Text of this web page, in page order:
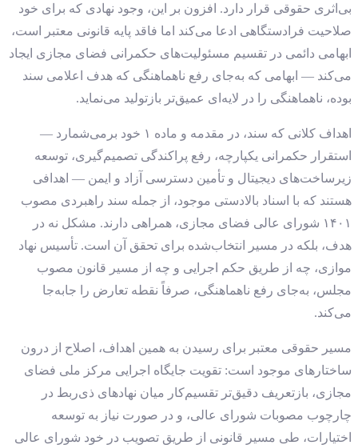
بی‌اثری حقوقی قرار دارد. افزون بر این، وجود نهادی که برای خود
صلاحیت فرادستگاهی ادعا می‌کند اما فاقد پایه قانونی معتبر است،
ابهامی دائمی در تقسیم مسئولیت‌های حکمرانی فضای مجازی ایجاد
می‌کند — ابهامی که به‌جای رفع ناهماهنگی که هدف اعلامی سند
بوده، ناهماهنگی را در لایه‌ای عمیق‌تر بازتولید می‌نماید.
اهداف کلانی که سند، در مقدمه و ماده ۱ خود برمی‌شمارد —
استقرار حکمرانی یکپارچه، رفع پراکندگی تصمیم‌گیری، توسعه
زیرساخت‌های دیجیتال و تأمین دسترسی آزاد و ایمن — اهدافی
هستند که با اسناد بالادستی موجود، از جمله سند راهبردی مصوب
۱۴۰۱ شورای عالی فضای مجازی، همراهی دارند. مشکل نه در
هدف، بلکه در مسیر انتخاب‌شده برای تحقق آن است. تأسیس نهاد
موازی، چه از طریق حکم اجرایی و چه از مسیر قانون مصوب
مجلس، به‌جای رفع ناهماهنگی، صرفاً نقطه تعارض را جابه‌جا
می‌کند.
مسیر حقوقی معتبر برای رسیدن به همین اهداف، اصلاح از درون
ساختارهای موجود است: تقویت جایگاه اجرایی مرکز ملی فضای
مجازی، بازتعریف دقیق‌تر تقسیم‌کار میان نهادهای ذی‌ربط در
چارچوب مصوبات شورای عالی، و در صورت نیاز به توسعه
اختیارات، طی مسیر قانونی از طریق تصویب در خود شورای عالی